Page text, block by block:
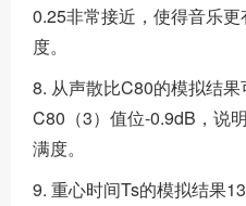
0.25非常接近，使得音乐
度。
8. 从声散比C80的模拟结
C80（3）值位-0.9dB，说
满度。
9. 重心时间Ts的模拟结果